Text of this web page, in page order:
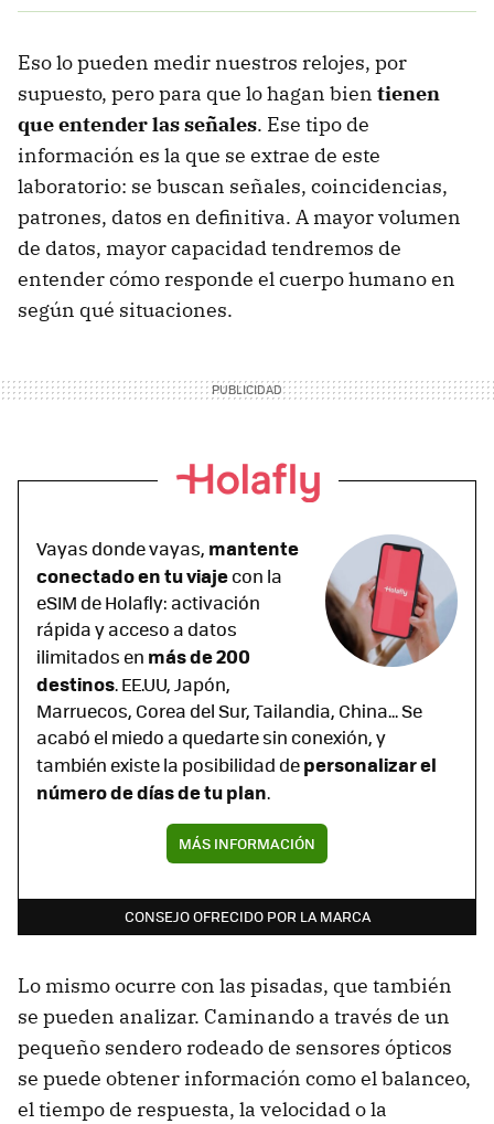
Eso lo pueden medir nuestros relojes, por
supuesto, pero para que lo hagan bien tienen
que entender las señales. Ese tipo de
información es la que se extrae de este
laboratorio: se buscan señales, coincidencias,
patrones, datos en definitiva. A mayor volumen
de datos, mayor capacidad tendremos de
entender cómo responde el cuerpo humano en
según qué situaciones.
Vayas donde vayas, mantente
conectado en tu viajecon la
eSIM de Holafly: activación
rápida y acceso a datos
ilimitados en más de 200
destinos. EE.UU, Japón,
Marruecos, Corea del Sur, Tailandia, China... Se
acabó el miedo a quedarte sin conexión, y
también existe la posibilidad depersonalizar el
número de días de tu plan.
MÁS INFORMACIÓN
CONSEJO OFRECIDO POR LA MARCA
Lo mismo ocurre con las pisadas, que también
se pueden analizar. Caminando a través de un
pequeño sendero rodeado de sensores ópticos
se puede obtener información como el balanceo,
el tiempo de respuesta, la velocidad o la